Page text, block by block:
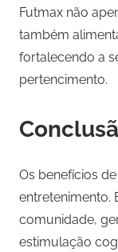
Futmax não
também
fortalecendo a
pertencimento.
Os benefícios
entretenimento.
comunidade,
estimulação